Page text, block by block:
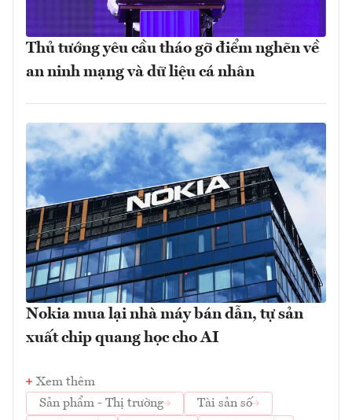
Thủ tướng yêu cầu tháo gỡ điểm nghẽn về
an ninh mạng và dữ liệu cá nhân
Nokia mua lại nhà máy bán dẫn, tự sản
xuất chip quang học cho AI
Xem thêm
Sản phẩm - Thị trường
Tài sản số